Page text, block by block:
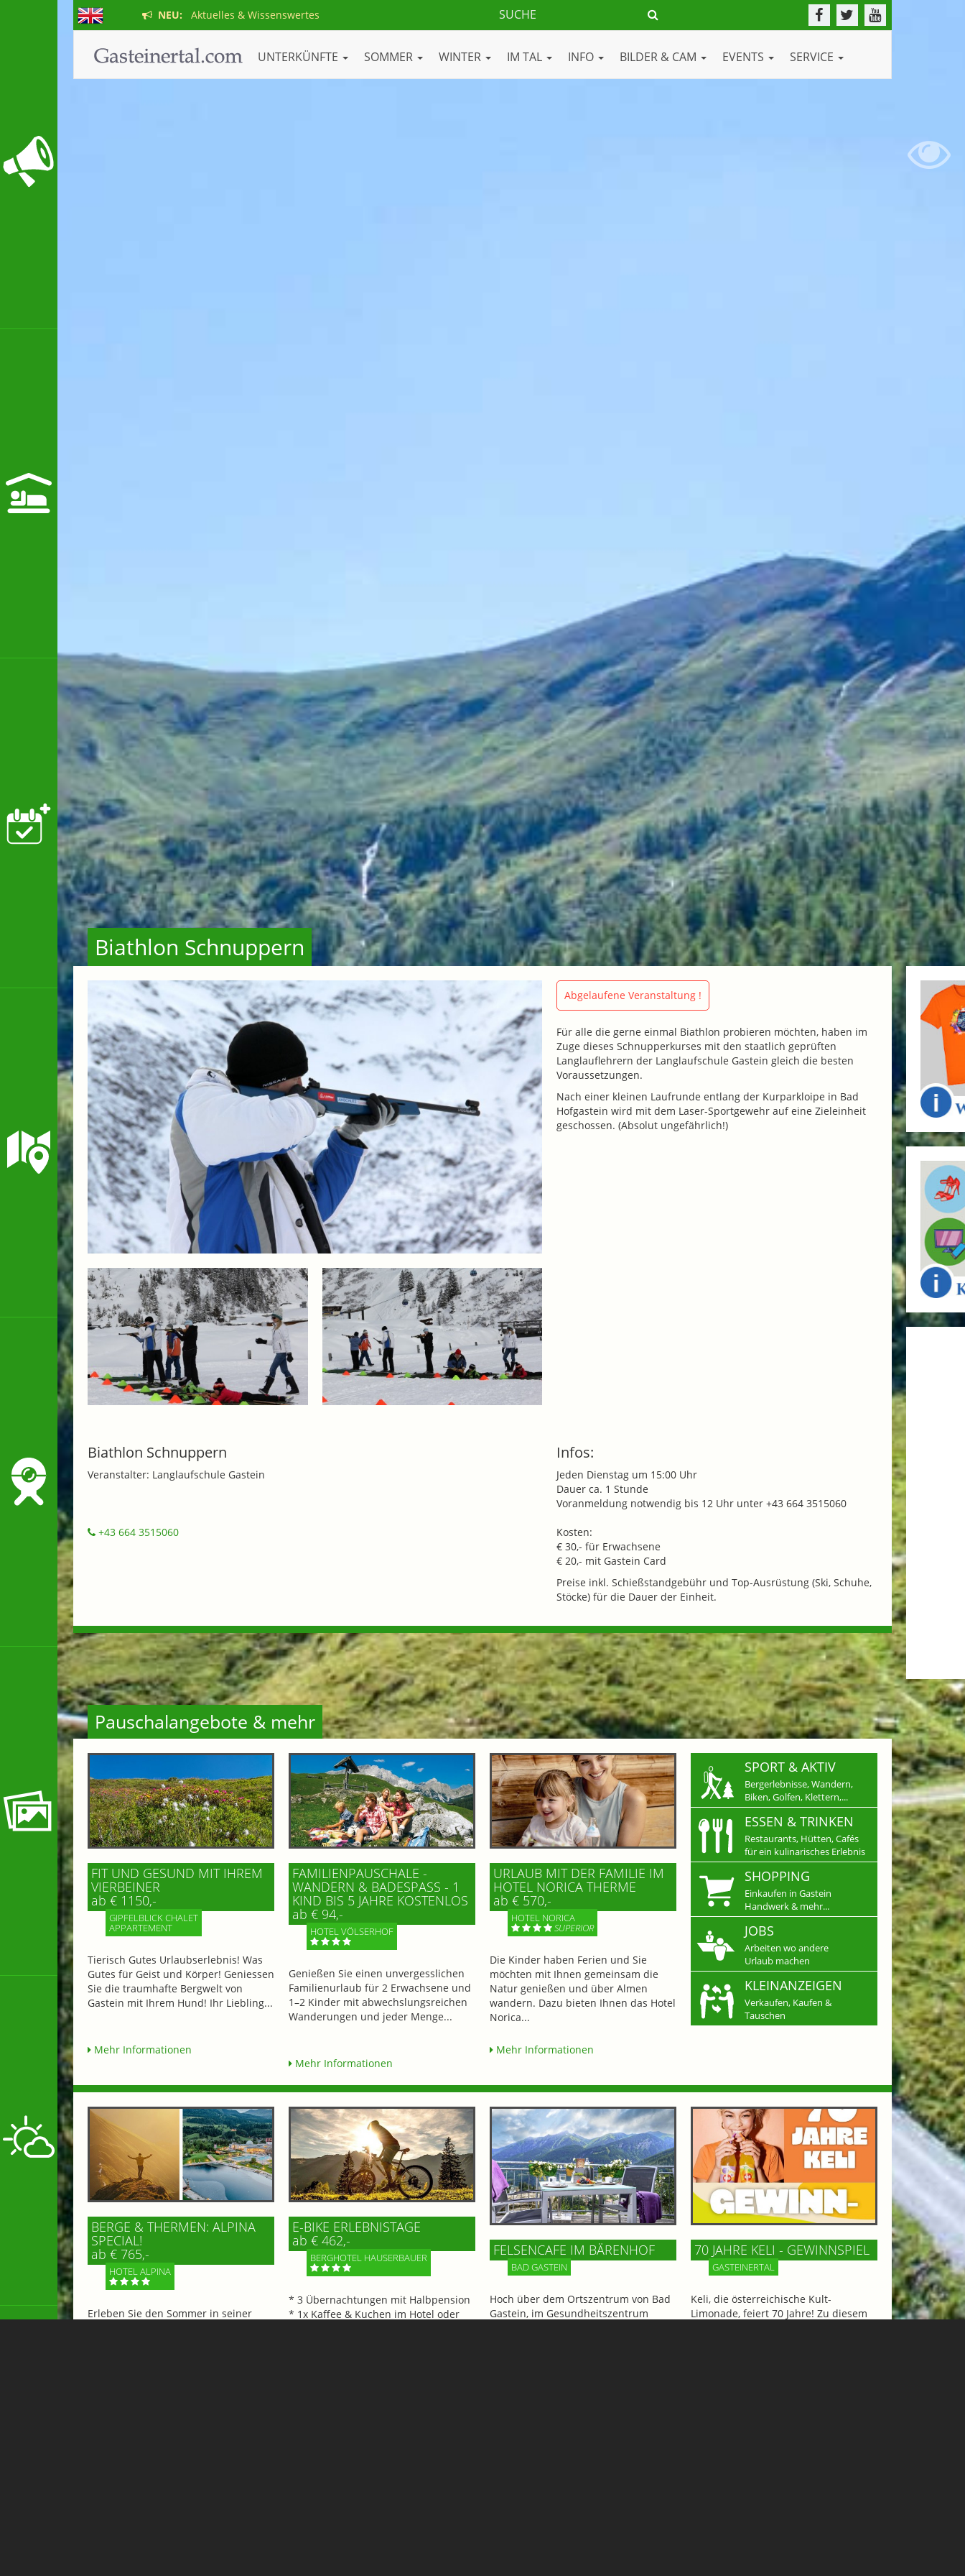
NEU: Aktuelles & Wissenswertes
UNTERKÜNFTE SOMMER WINTER IM TAL INFO BILDER & CAM EVENTS SERVICE
Biathlon Schnuppern
Abgelaufene Veranstaltung !
Für alle die gerne einmal Biathlon probieren möchten, haben im
Zuge dieses Schnupperkurses mit den staatlich geprüften
Langlauflehrern der Langlaufschule Gastein gleich die besten
Voraussetzungen.
Nach einer kleinen Laufrunde entlang der Kurparkloipe in Bad
Hofgastein wird mit dem Laser-Sportgewehr auf eine Zieleinheit
geschossen. (Absolut ungefährlich!)
Biathlon Schnuppern
Veranstalter: Langlaufschule Gastein
+43 664 3515060
Infos:
Jeden Dienstag um 15:00 Uhr
Dauer ca. 1 Stunde
Voranmeldung notwendig bis 12 Uhr unter +43 664 3515060
Kosten:
€ 30,- für Erwachsene
€ 20,- mit Gastein Card
Preise inkl. Schießstandgebühr und Top-Ausrüstung (Ski, Schuhe,
Stöcke) für die Dauer der Einheit.
Pauschalangebote & mehr
FIT UND GESUND MIT IHREM
VIERBEINER
ab € 1150,-
GIPFELBLICK CHALET
APPARTEMENT
Tierisch Gutes Urlaubserlebnis! Was
Gutes für Geist und Körper! Geniessen
Sie die traumhafte Bergwelt von
Gastein mit Ihrem Hund! Ihr Liebling...
Mehr Informationen
FAMILIENPAUSCHALE -
WANDERN & BADESPASS - 1 K
IND BIS 5 JAHRE KOSTENLOS
ab € 94,-
HOTEL VÖLSERHOF
Genießen Sie einen unvergesslichen
Familienurlaub für 2 Erwachsene und
1–2 Kinder mit abwechslungsreichen
Wanderungen und jeder Menge...
Mehr Informationen
URLAUB MIT DER FAMILIE IM
HOTEL NORICA THERME
ab € 570,-
HOTEL NORICA
SUPERIOR
Die Kinder haben Ferien und Sie
möchten mit Ihnen gemeinsam die
Natur genießen und über Almen
wandern. Dazu bieten Ihnen das Hotel
Norica...
Mehr Informationen
SPORT & AKTIV
Bergerlebnisse, Wandern,
Biken, Golfen, Klettern,...
ESSEN & TRINKEN
Restaurants, Hütten, Cafés
für ein kulinarisches Erlebnis
SHOPPING
Einkaufen in Gastein
Handwerk & mehr...
JOBS
Arbeiten wo andere
Urlaub machen
KLEINANZEIGEN
Verkaufen, Kaufen &
Tauschen
BERGE & THERMEN: ALPINA
SPECIAL!
ab € 765,-
HOTEL ALPINA
Erleben Sie den Sommer in seiner
E-BIKE ERLEBNISTAGE
ab € 462,-
BERGHOTEL HAUSERBAUER
* 3 Übernachtungen mit Halbpension
* 1x Kaffee & Kuchen im Hotel oder
FELSENCAFE IM BÄRENHOF
BAD GASTEIN
Hoch über dem Ortszentrum von Bad
Gastein, im Gesundheitszentrum
70 JAHRE KELI - GEWINNSPIEL
GASTEINERTAL
Keli, die österreichische Kult-
Limonade, feiert 70 Jahre! Zu diesem